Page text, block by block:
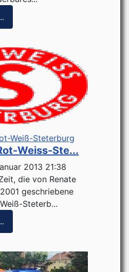
Weiß-Steterburg
Weiss-Ste...
2013 21:38
die von Renate
geschriebene
Steterb...